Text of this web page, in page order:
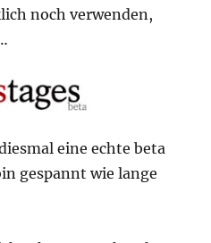
noch verwenden,
eine echte beta
gespannt wie lange